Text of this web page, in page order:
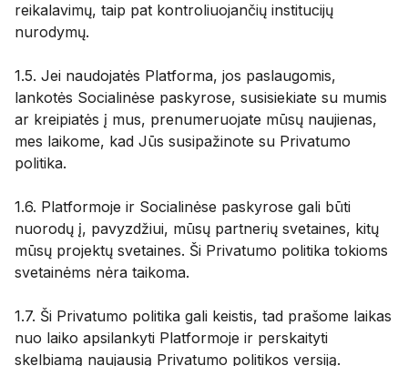
reikalavimų, taip pat kontroliuojančių institucijų
nurodymų.
1.5. Jei naudojatės Platforma, jos paslaugomis,
lankotės Socialinėse paskyrose, susisiekiate su mumis
ar kreipiatės į mus, prenumeruojate mūsų naujienas,
mes laikome, kad Jūs susipažinote su Privatumo
politika.
1.6. Platformoje ir Socialinėse paskyrose gali būti
nuorodų į, pavyzdžiui, mūsų partnerių svetaines, kitų
mūsų projektų svetaines. Ši Privatumo politika tokioms
svetainėms nėra taikoma.
1.7. Ši Privatumo politika gali keistis, tad prašome laikas
nuo laiko apsilankyti Platformoje ir perskaityti
skelbiamą naujausią Privatumo politikos versiją.